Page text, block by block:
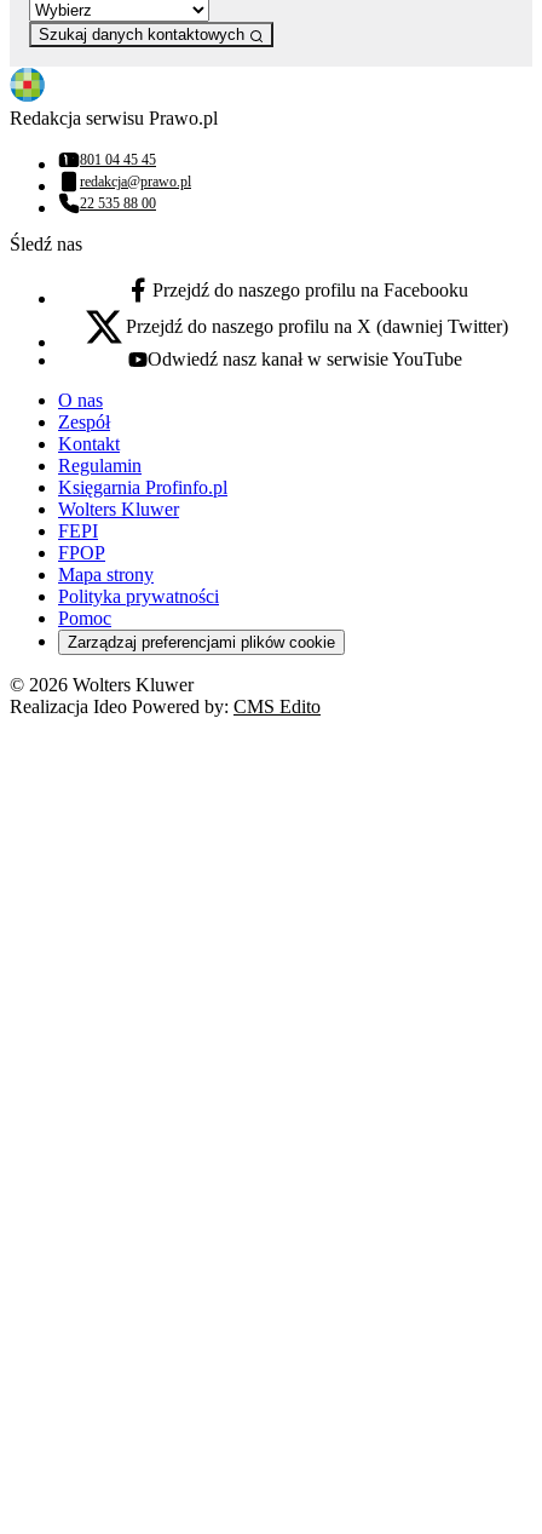
Szukaj danych kontaktowych
Redakcja serwisu Prawo.pl
Numer telefonu:
801 04 45 45
Adres email:
redakcja@prawo.pl
Numer telefonu:
22 535 88 00
Śledź nas
facebook - otwiera się w nowej karcie
Przejdź do naszego profilu na Facebooku
x - otwiera się w nowej karcie
Przejdź do naszego profilu na X (dawniej Twitter)
youtube - otwiera się w nowej karcie
Odwiedź nasz kanał w serwisie YouTube
O nas
Zespół
Kontakt
Regulamin
Księgarnia Profinfo.pl
Wolters Kluwer
FEPI
FPOP
Mapa strony
Polityka prywatności
Pomoc
Zarządzaj preferencjami plików cookie
© 2026 Wolters Kluwer
Realizacja Ideo Powered by: CMS Edito